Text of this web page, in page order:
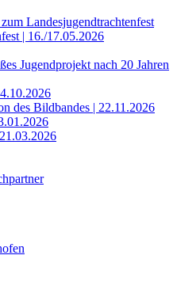
Landesjugendtrachtenfest
| 16./17.05.2026
Jugendprojekt nach 20 Jahren
des Bildbandes | 22.11.2026